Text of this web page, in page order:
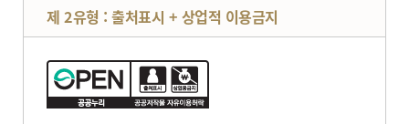
제 2유형 : 출처표시 + 상업적 이용금지